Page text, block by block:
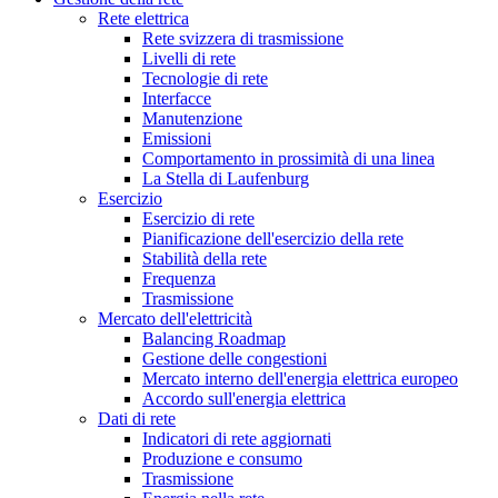
Rete elettrica
Rete svizzera di trasmissione
Livelli di rete
Tecnologie di rete
Interfacce
Manutenzione
Emissioni
Comportamento in prossimità di una linea
La Stella di Laufenburg
Esercizio
Esercizio di rete
Pianificazione dell'esercizio della rete
Stabilità della rete
Frequenza
Trasmissione
Mercato dell'elettricità
Balancing Roadmap
Gestione delle congestioni
Mercato interno dell'energia elettrica europeo
Accordo sull'energia elettrica
Dati di rete
Indicatori di rete aggiornati
Produzione e consumo
Trasmissione